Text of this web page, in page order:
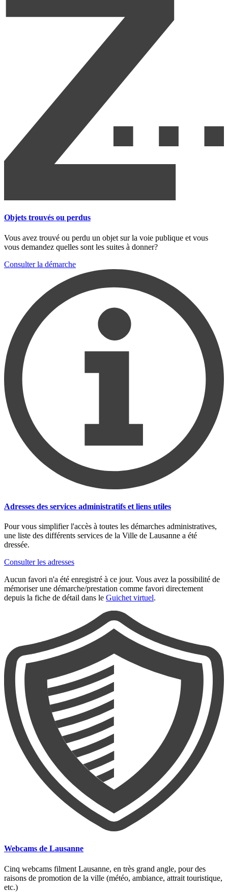
Objets trouvés ou perdus
Vous avez trouvé ou perdu un objet sur la voie publique et vous
vous demandez quelles sont les suites à donner?
Consulter la démarche
Adresses des services administratifs et liens utiles
Pour vous simplifier l'accès à toutes les démarches administratives,
une liste des différents services de la Ville de Lausanne a été
dressée.
Consulter les adresses
Aucun favori n'a été enregistré à ce jour. Vous avez la possibilité de
mémoriser une démarche/prestation comme favori directement
depuis la fiche de détail dans le Guichet virtuel.
Webcams de Lausanne
Cinq webcams filment Lausanne, en très grand angle, pour des
raisons de promotion de la ville (météo, ambiance, attrait touristique,
etc.)